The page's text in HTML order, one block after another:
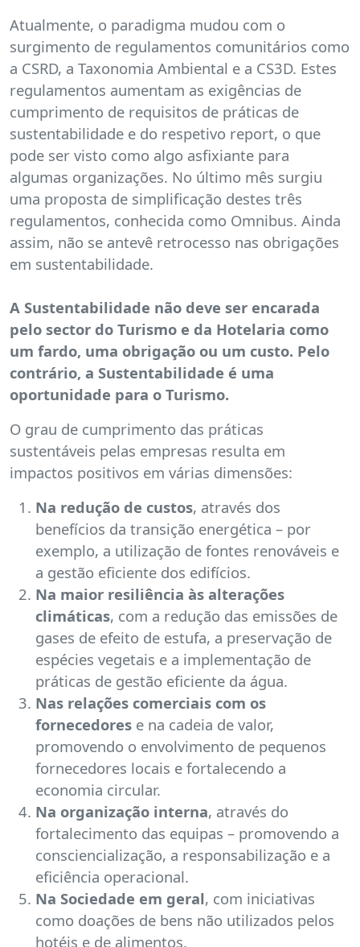
Atualmente, o paradigma mudou com o
surgimento de regulamentos comunitários como
a CSRD, a Taxonomia Ambiental e a CS3D. Estes
regulamentos aumentam as exigências de
cumprimento de requisitos de práticas de
sustentabilidade e do respetivo report, o que
pode ser visto como algo asfixiante para
algumas organizações. No último mês surgiu
uma proposta de simplificação destes três
regulamentos, conhecida como Omnibus. Ainda
assim, não se antevê retrocesso nas obrigações
em sustentabilidade.
A Sustentabilidade não deve ser encarada
pelo sector do Turismo e da Hotelaria como
um fardo, uma obrigação ou um custo. Pelo
contrário, a Sustentabilidade é uma
oportunidade para o Turismo.
O grau de cumprimento das práticas
sustentáveis pelas empresas resulta em
impactos positivos em várias dimensões:
Na redução de custos, através dos
benefícios da transição energética – por
exemplo, a utilização de fontes renováveis e
a gestão eficiente dos edifícios.
Na maior resiliência às alterações
climáticas, com a redução das emissões de
gases de efeito de estufa, a preservação de
espécies vegetais e a implementação de
práticas de gestão eficiente da água.
Nas relações comerciais com os
fornecedores e na cadeia de valor,
promovendo o envolvimento de pequenos
fornecedores locais e fortalecendo a
economia circular.
Na organização interna, através do
fortalecimento das equipas – promovendo a
consciencialização, a responsabilização e a
eficiência operacional.
Na Sociedade em geral, com iniciativas
como doações de bens não utilizados pelos
hotéis e de alimentos.